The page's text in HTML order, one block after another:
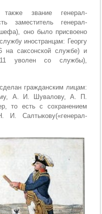
звание генерал-
заместитель генерал-
оно было присвоено
иностранцам: Георгу
на саксонской службе) и
уволен со службы),
гражданским лицам:
А. И. Шувалову, А. П.
то есть с сохранением
И. Салтыкову(«генерал-